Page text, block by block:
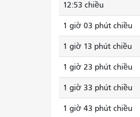
12:53 chiều
1 giờ 03 phút chiều
1 giờ 13 phút chiều
1 giờ 23 phút chiều
1 giờ 33 phút chiều
1 giờ 43 phút chiều